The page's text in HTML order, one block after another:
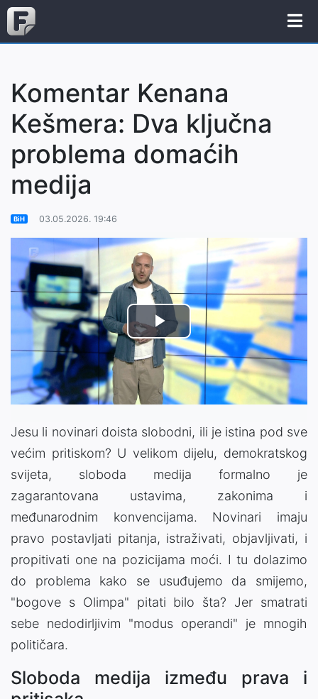
Komentar Kenana
Kešmera: Dva ključna
problema domaćih
medija
BiH 03.05.2026. 19:46
Play
Video
Jesu li novinari doista slobodni, ili je istina pod sve
većim pritiskom? U velikom dijelu, demokratskog
svijeta, sloboda medija formalno je
zagarantovana ustavima, zakonima i
međunarodnim konvencijama. Novinari imaju
pravo postavljati pitanja, istraživati, objavljivati, i
propitivati one na pozicijama moći. I tu dolazimo
do problema kako se usuđujemo da smijemo,
"bogove s Olimpa" pitati bilo šta? Jer smatrati
sebe nedodirljivim "modus operandi" je mnogih
političara.
Sloboda medija između prava i